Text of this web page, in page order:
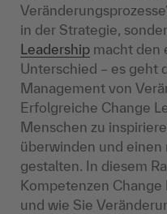
in der Strategie,
Leadership macht den
Unterschied – es geht
Management von
Erfolgreiche Change
Menschen zu
überwinden und einen
gestalten. In diesem
Kompetenzen
und wie Sie